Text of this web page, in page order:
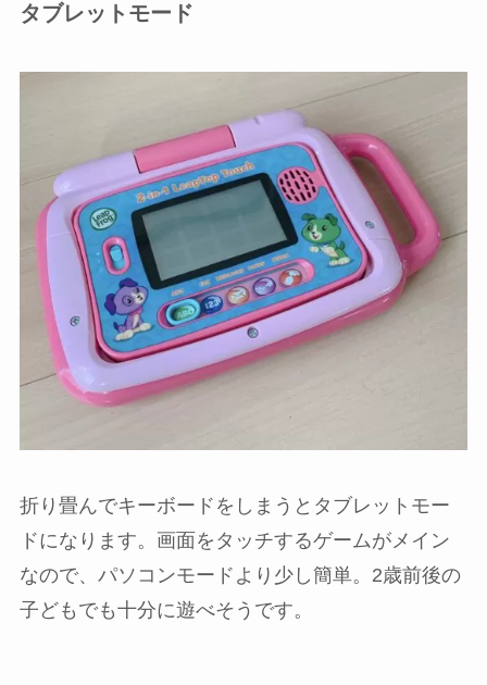
タブレットモード
折り畳んでキーボードをしまうとタブレットモー
ドになります。画面をタッチするゲームがメイン
なので、パソコンモードより少し簡単。2歳前後の
子どもでも十分に遊べそうです。